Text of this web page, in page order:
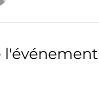
l'événement